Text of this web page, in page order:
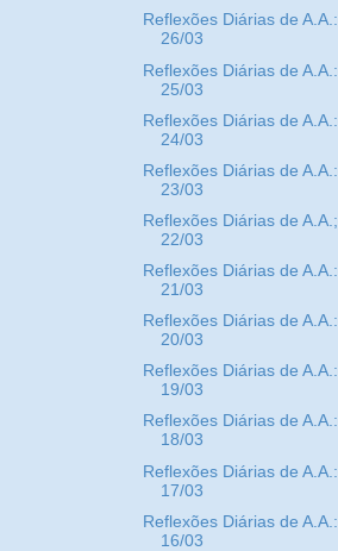
Reflexões Diárias de A.A.:
26/03
Reflexões Diárias de A.A.:
25/03
Reflexões Diárias de A.A.:
24/03
Reflexões Diárias de A.A.:
23/03
Reflexões Diárias de A.A.;
22/03
Reflexões Diárias de A.A.:
21/03
Reflexões Diárias de A.A.:
20/03
Reflexões Diárias de A.A.:
19/03
Reflexões Diárias de A.A.:
18/03
Reflexões Diárias de A.A.:
17/03
Reflexões Diárias de A.A.:
16/03